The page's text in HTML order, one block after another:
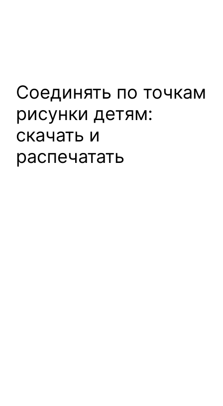
Соединять по точкам
рисунки детям:
скачать и
распечатать